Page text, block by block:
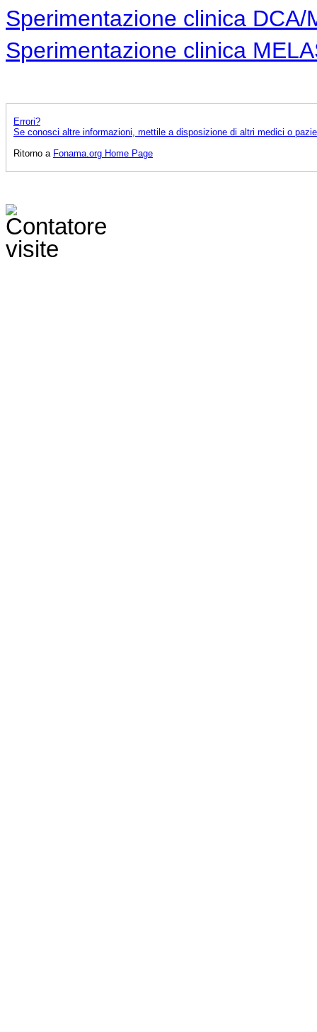
Sperimentazione clinica DCA/
Sperimentazione clinica
Errori?
Se conosci altre informazioni, mettile a disposizione di altri medici o
Ritorno a Fonama.org Home Page